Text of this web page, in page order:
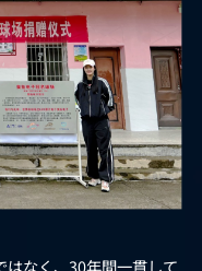
はなく、30年間一貫して